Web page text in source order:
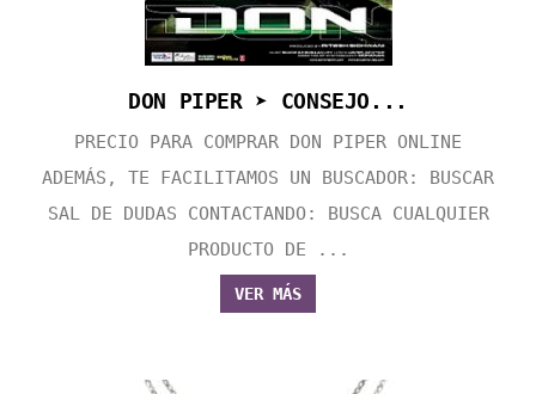
DON PIPER ➤ CONSEJO...
PRECIO PARA COMPRAR DON PIPER ONLINE
ADEMÁS, TE FACILITAMOS UN BUSCADOR: BUSCAR
SAL DE DUDAS CONTACTANDO: BUSCA CUALQUIER
PRODUCTO DE ...
VER MÁS